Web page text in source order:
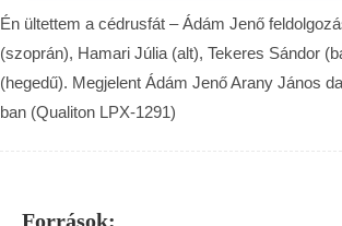
Én ültettem a cédrusfát – Ádám Jenő
(szoprán), Hamari Júlia (alt), Tekeres Sándor
(hegedű). Megjelent Ádám Jenő Arany János
ban (Qualiton LPX-1291)
Források: